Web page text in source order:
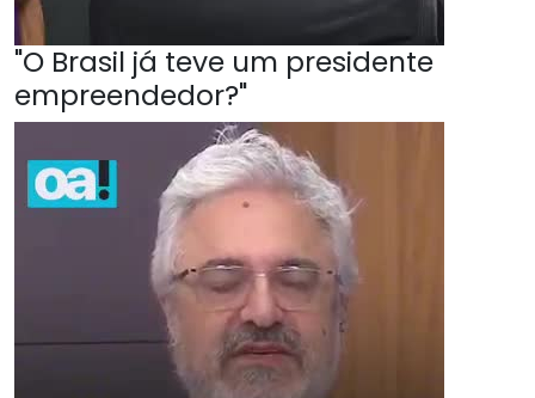
"O Brasil já teve um presidente
empreendedor?"